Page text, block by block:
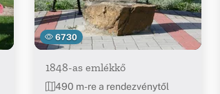
6730
1848-as emlékkő
490 m-re a rendezvénytől